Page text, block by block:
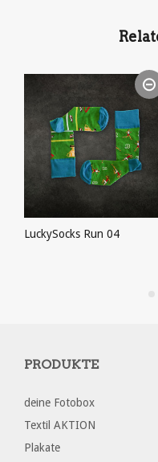
LuckySocks Run 04
PRODUKTE
deine Fotobox
Textil AKTION
Plakate